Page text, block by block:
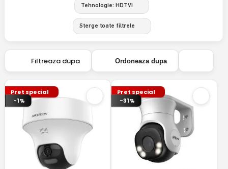
Tehnologie: HDTVI
Sterge toate filtrele
Filtreaza dupa Ordoneaza dupa
Pret special
-1%
Pret special
-31%